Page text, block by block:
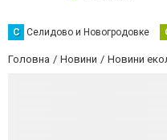
С Селидово и Новогродовке
Головна Новини Новини